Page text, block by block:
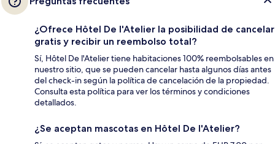
¿Ofrece Hôtel De l'Atelier la posibilidad de cancelar
gratis y recibir un reembolso total?
Sí, Hôtel De l'Atelier tiene habitaciones 100% reembolsables en
nuestro sitio, que se pueden cancelar hasta algunos días antes
del check-in según la política de cancelación de la propiedad.
Consulta esta política para ver los términos y condiciones
detallados.
¿Se aceptan mascotas en Hôtel De l'Atelier?